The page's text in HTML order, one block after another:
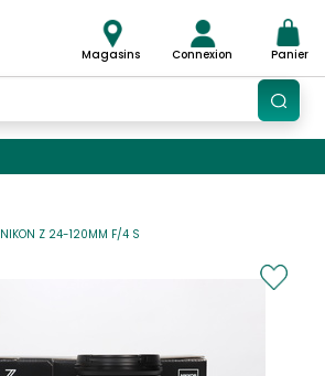
Magasins Connexion Panier
NIKON Z 24-120MM F/4 S